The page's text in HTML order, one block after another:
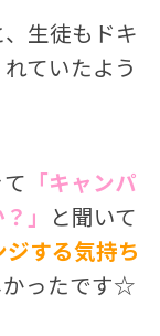
、生徒もドキ
ていたよう
「キャンパ
」 と聞いて
ジする気持ち
かったです☆